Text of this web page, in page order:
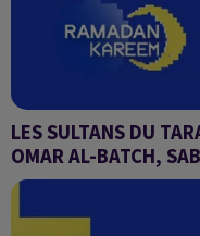
LES SULTANS DU
OMAR AL-BATCH,
Alhan Al-Samaa